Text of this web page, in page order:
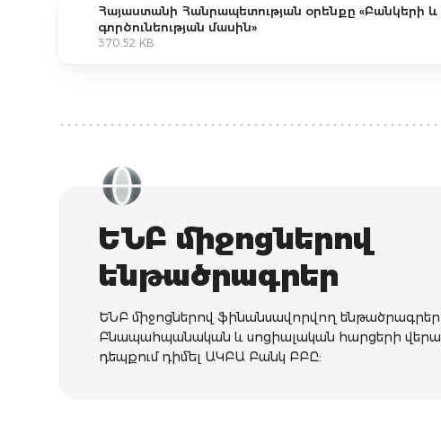
Հայաստանի Հանրապետության օրենքը «Բանկերի և
գործունեության մասին»
370.52 KB
ԵՆԲ միջոցներով
ենթածրագրեր
ԵՆԲ միջոցներով ֆինանսավորվող
Բնապահպանական և սոցիալական հարցերի
դեպքում դիմել ԱԿԲԱ Բանկ ԲԲԸ: